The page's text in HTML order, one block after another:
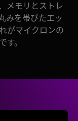
メモリとストレ
みを帯びたエッ
がマイクロンの
す。